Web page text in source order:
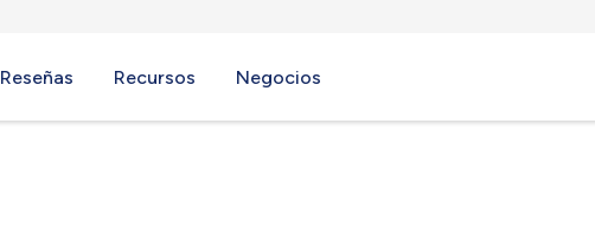
Reseñas Recursos Negocios